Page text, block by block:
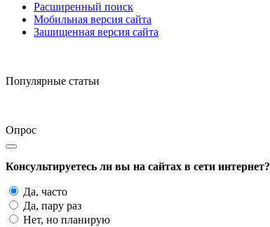
Расширенный поиск
Мобильная версия сайта
Зашищенная версия сайта
Популярные статьи
Опрос
Консультируетесь ли вы на сайтах в сети интернет?
Да, часто
Да, пару раз
Нет, но планирую